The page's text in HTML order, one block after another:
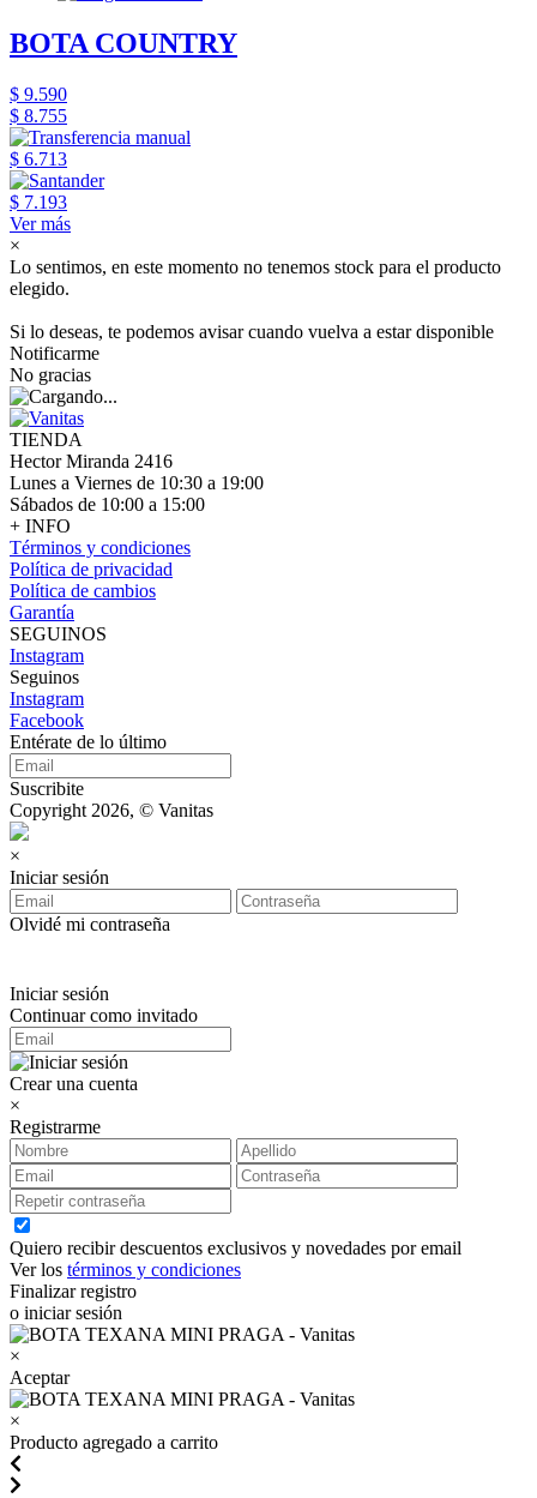
BOTA COUNTRY
$ 9.590
$ 8.755
$ 6.713
$ 7.193
Ver más
×
Lo sentimos, en este momento no tenemos stock para el producto
elegido.
Si lo deseas, te podemos avisar cuando vuelva a estar disponible
Notificarme
No gracias
TIENDA
Hector Miranda 2416
Lunes a Viernes de 10:30 a 19:00
Sábados de 10:00 a 15:00
+ INFO
Términos y condiciones
Política de privacidad
Política de cambios
Garantía
SEGUINOS
Instagram
Seguinos
Instagram
Facebook
Entérate de lo último
Suscribite
Copyright 2026, © Vanitas
×
Iniciar sesión
Olvidé mi contraseña
Iniciar sesión
Continuar como invitado
Crear una cuenta
×
Registrarme
Quiero recibir descuentos exclusivos y novedades por email
Ver los términos y condiciones
Finalizar registro
o iniciar sesión
×
Aceptar
×
Producto agregado a carrito